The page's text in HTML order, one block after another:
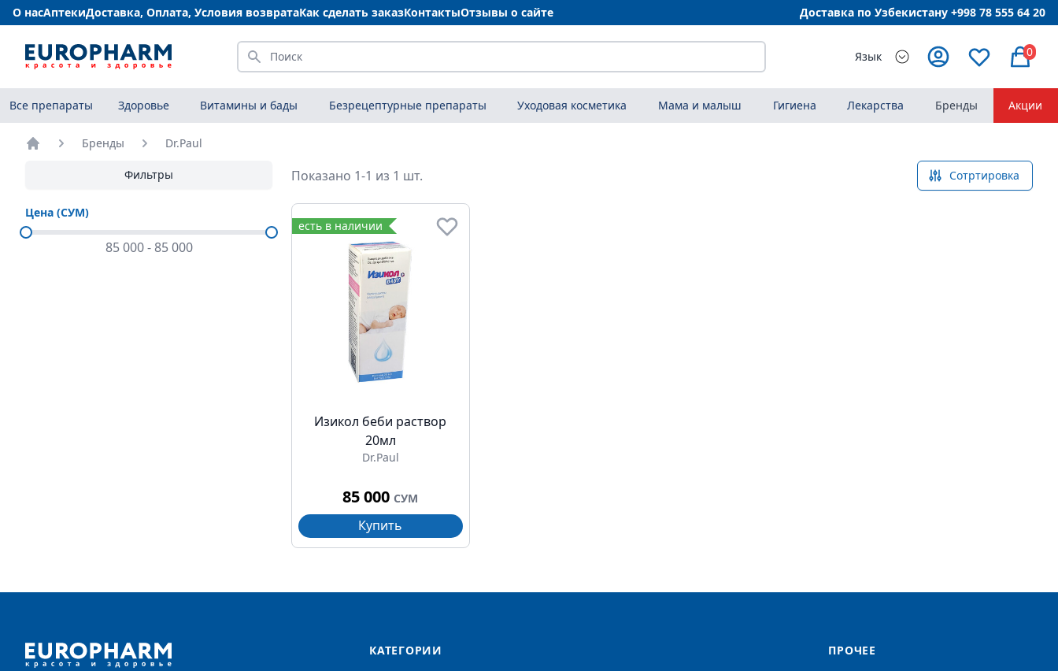
О насАптекиДоставка, Оплата, Условия возвратаКак сделать заказКонтактыОтзывы о сайте Доставка по Узбекистану +998 78 555 64 20
Искать Язык 0
Все препараты Здоровье Витамины и бады Безрецептурные препараты Уходовая косметика Мама и малыш Гигиена Лекарства Бренды Акции
Бренды Dr.Paul
Фильтры
Цена (СУМ)
85 000-85 000
Показано 1-1 из 1 шт. Сотртировка
есть в наличии
Изикол беби раствор
20мл
Dr.Paul
85 000 СУМ
Купить
КАТЕГОРИИ ПРОЧЕЕ